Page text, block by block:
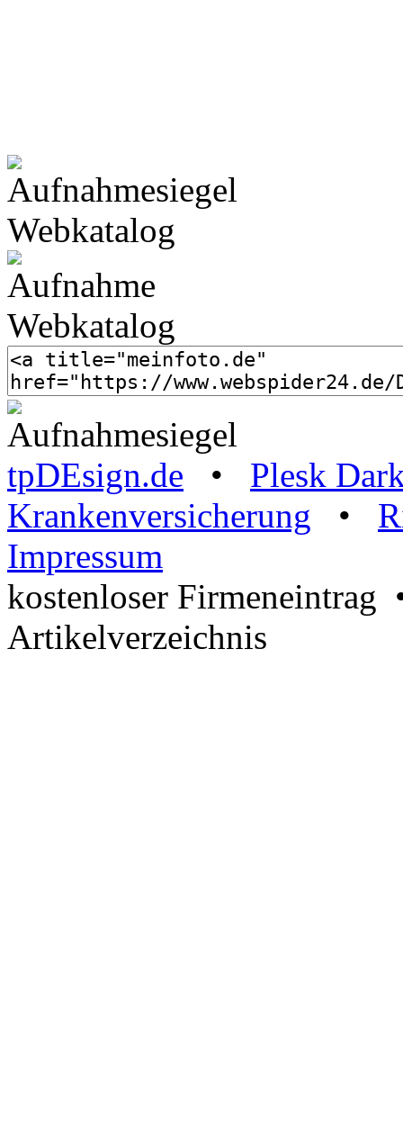
tpDEsign.de • Plesk
Krankenversicherung •
Impressum
kostenloser Firmeneintrag
Artikelverzeichnis